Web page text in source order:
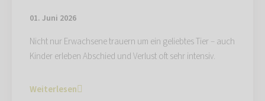
01. Juni 2026
Nicht nur Erwachsene trauern um ein geliebtes Tier – auch
Kinder erleben Abschied und Verlust oft sehr intensiv.
Weiterlesen